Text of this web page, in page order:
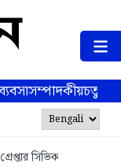
সম্পাদকীয়
সিভিক